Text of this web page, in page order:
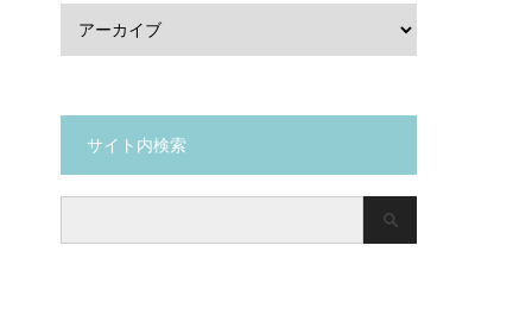
サイト内検索